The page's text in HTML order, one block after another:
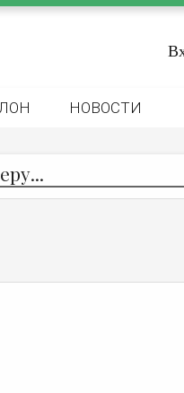
НОВОСТИ